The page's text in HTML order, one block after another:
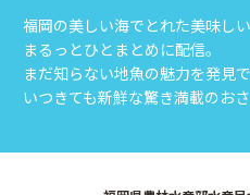
福岡の美しい海でとれた美味し
まるっとひとまとめに配信。
まだ知らない地魚の魅力を発見で
いつきても新鮮な驚き満載のおさ